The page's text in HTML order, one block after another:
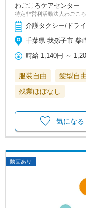
わごころケアセンター
特定非営利活動法人わごころ
介護タクシー/ドラ
千葉県 我孫子市 柴
時給 1,140円 ～
服装自由 髪型自
残業ほぼなし
気になる
動画あり